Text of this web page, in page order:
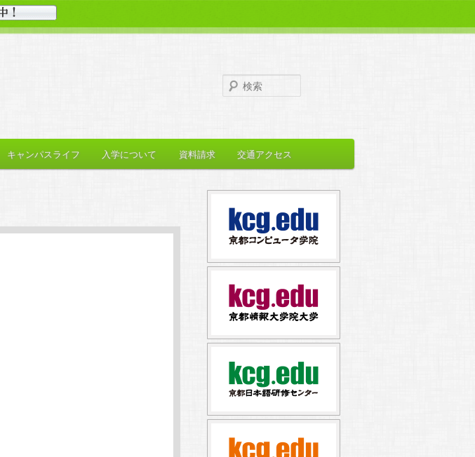
キャンパスライフ 入学について 資料請求 交通アクセス